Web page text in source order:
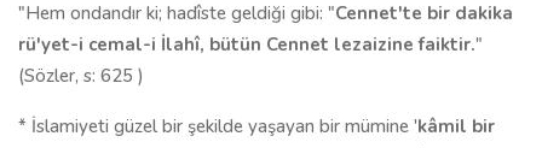
"Hem ondandır ki; hadîste geldiği gibi: "Cennet'te bir dakika
rü'yet-i cemal-i İlahî, bütün Cennet lezaizine faiktir."
(Sözler, s: 625 )
* İslamiyeti güzel bir şekilde yaşayan bir mümine 'kâmil bir